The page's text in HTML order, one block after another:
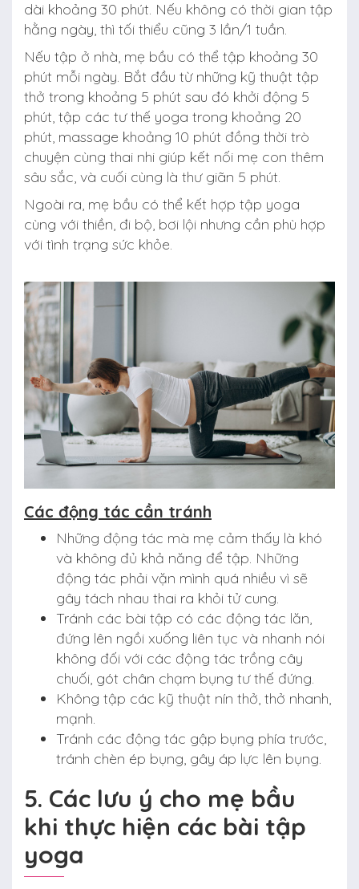
dài khoảng 30 phút. Nếu không có thời gian tập
hằng ngày, thì tối thiểu cũng 3 lần/1 tuần.
Nếu tập ở nhà, mẹ bầu có thể tập khoảng 30
phút mỗi ngày. Bắt đầu từ những kỹ thuật tập
thở trong khoảng 5 phút sau đó khởi động 5
phút, tập các tư thế yoga trong khoảng 20
phút, massage khoảng 10 phút đồng thời trò
chuyện cùng thai nhi giúp kết nối mẹ con thêm
sâu sắc, và cuối cùng là thư giãn 5 phút.
Ngoài ra, mẹ bầu có thể kết hợp tập yoga
cùng với thiền, đi bộ, bơi lội nhưng cần phù hợp
với tình trạng sức khỏe.
Các động tác cần tránh
Những động tác mà mẹ cảm thấy là khó
và không đủ khả năng để tập. Những
động tác phải vặn mình quá nhiều vì sẽ
gây tách nhau thai ra khỏi tử cung.
Tránh các bài tập có các động tác lăn,
đứng lên ngồi xuống liên tục và nhanh nói
không đối với các động tác trồng cây
chuối, gót chân chạm bụng tư thế đứng.
Không tập các kỹ thuật nín thở, thở nhanh,
mạnh.
Tránh các động tác gập bụng phía trước,
tránh chèn ép bụng, gây áp lực lên bụng.
5. Các lưu ý cho mẹ bầu
khi thực hiện các bài tập
yoga